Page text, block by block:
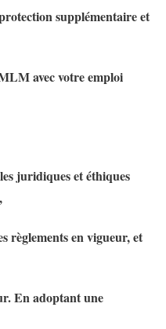
supplémentaire et
avec votre emploi
juridiques et éthiques
règlements en vigueur, et
En adoptant une